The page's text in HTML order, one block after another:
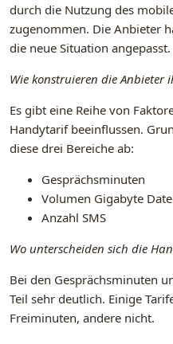
durch die Nutzung des
zugenommen. Die Anbieter
die neue Situation angepasst.
Wie konstruieren die Anbieter
Es gibt eine Reihe von
Handytarif beeinflussen.
diese drei Bereiche ab:
Gesprächsminuten
Volumen Gigabyte
Anzahl SMS
Wo unterscheiden sich die
Bei den Gesprächsminuten
Teil sehr deutlich. Einige
Freiminuten, andere nicht.